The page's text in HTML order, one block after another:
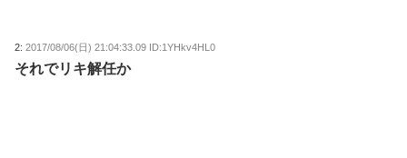
2:2017/08/06(日) 21:04:33.09 ID:1YHkv4HL0
それでリキ解任か